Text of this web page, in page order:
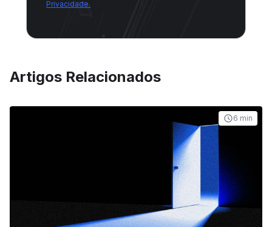
Privacidade.
Artigos Relacionados
6 min